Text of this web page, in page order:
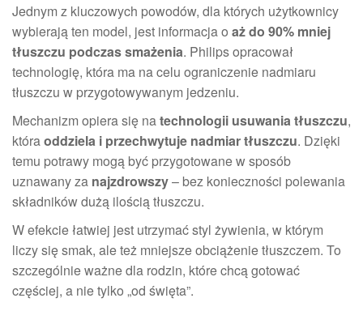
Jednym z kluczowych powodów, dla których użytkownicy
wybierają ten model, jest informacja o aż do 90% mniej
tłuszczu podczas smażenia. Philips opracował
technologię, która ma na celu ograniczenie nadmiaru
tłuszczu w przygotowywanym jedzeniu.
Mechanizm opiera się natechnologii usuwania tłuszczu,
któraoddziela i przechwytuje nadmiar tłuszczu. Dzięki
temu potrawy mogą być przygotowane w sposób
uznawany za najzdrowszy– bez konieczności polewania
składników dużą ilością tłuszczu.
W efekcie łatwiej jest utrzymać styl żywienia, w którym
liczy się smak, ale też mniejsze obciążenie tłuszczem. To
szczególnie ważne dla rodzin, które chcą gotować
częściej, a nie tylko „od święta”.